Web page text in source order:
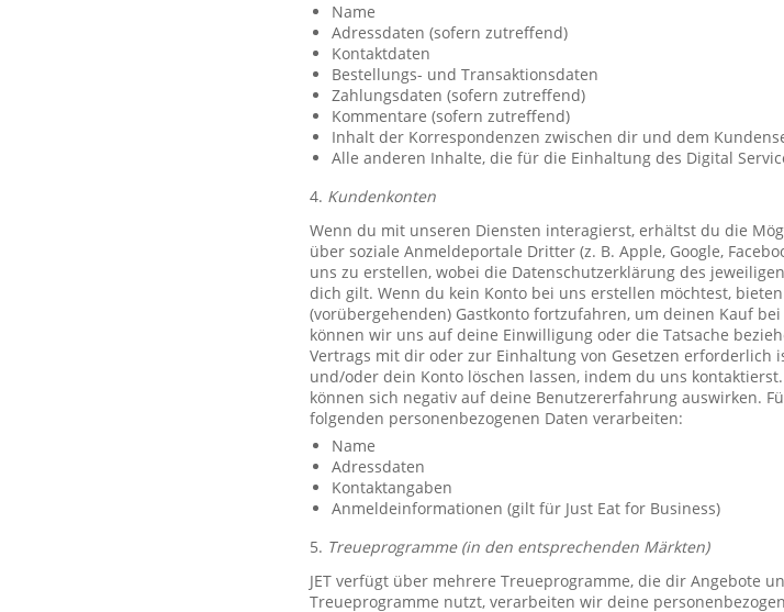
Name
Adressdaten (sofern zutreffend)
Kontaktdaten
Bestellungs- und Transaktionsdaten
Zahlungsdaten (sofern zutreffend)
Kommentare (sofern zutreffend)
Inhalt der Korrespondenzen zwischen dir und dem
Alle anderen Inhalte, die für die Einhaltung des Digital
4. Kundenkonten
Wenn du mit unseren Diensten interagierst, erhältst du die
über soziale Anmeldeportale Dritter (z. B. Apple, Google,
uns zu erstellen, wobei die Datenschutzerklärung des
dich gilt. Wenn du kein Konto bei uns erstellen möchtest,
(vorübergehenden) Gastkonto fortzufahren, um deinen Kauf
können wir uns auf deine Einwilligung oder die Tatsache
Vertrags mit dir oder zur Einhaltung von Gesetzen
und/oder dein Konto löschen lassen, indem du uns
können sich negativ auf deine Benutzererfahrung auswirken.
folgenden personenbezogenen Daten verarbeiten:
Name
Adressdaten
Kontaktangaben
Anmeldeinformationen (gilt für Just Eat for Business)
5. Treueprogramme (in den entsprechenden Märkten)
JET verfügt über mehrere Treueprogramme, die dir Angebote
Treueprogramme nutzt, verarbeiten wir deine